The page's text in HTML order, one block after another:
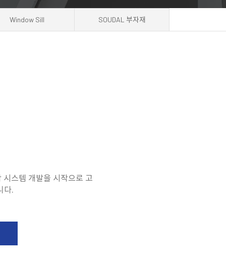
Window Sill SOUDAL 부자재
스템 개발을 시작으로 고
다.